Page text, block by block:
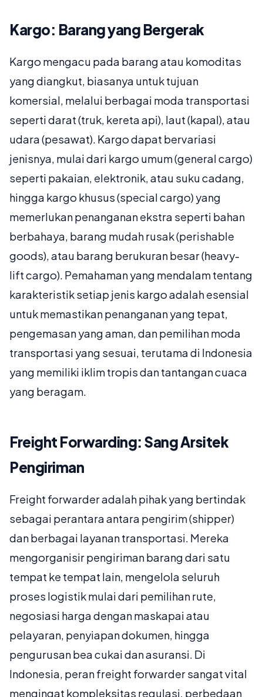
Kargo: Barang yang Bergerak
Kargo mengacu pada barang atau komoditas
yang diangkut, biasanya untuk tujuan
komersial, melalui berbagai moda transportasi
seperti darat (truk, kereta api), laut (kapal), atau
udara (pesawat). Kargo dapat bervariasi
jenisnya, mulai dari kargo umum (general cargo)
seperti pakaian, elektronik, atau suku cadang,
hingga kargo khusus (special cargo) yang
memerlukan penanganan ekstra seperti bahan
berbahaya, barang mudah rusak (perishable
goods), atau barang berukuran besar (heavy-
lift cargo). Pemahaman yang mendalam tentang
karakteristik setiap jenis kargo adalah esensial
untuk memastikan penanganan yang tepat,
pengemasan yang aman, dan pemilihan moda
transportasi yang sesuai, terutama di Indonesia
yang memiliki iklim tropis dan tantangan cuaca
yang beragam.
Freight Forwarding: Sang Arsitek
Pengiriman
Freight forwarder adalah pihak yang bertindak
sebagai perantara antara pengirim (shipper)
dan berbagai layanan transportasi. Mereka
mengorganisir pengiriman barang dari satu
tempat ke tempat lain, mengelola seluruh
proses logistik mulai dari pemilihan rute,
negosiasi harga dengan maskapai atau
pelayaran, penyiapan dokumen, hingga
pengurusan bea cukai dan asuransi. Di
Indonesia, peran freight forwarder sangat vital
mengingat kompleksitas regulasi, perbedaan